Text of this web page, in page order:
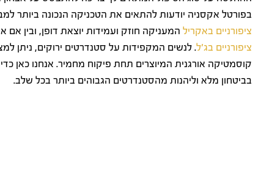
בפורטל אקסניה יודעות להתאים את הטכניקה הנכונה ביותר
ציפורניים באקריל המעניקה חוזק ועמידות יוצאת דופן, ובין
ציפורניים בג'ל. לנשים המקפידות על סטנדרטים ירוקים, ניתן
קוסמטיקה אורגנית המיוצרים תחת פיקוח מחמיר. אנחנו כאן
בביטחון מלא וליהנות מהסטנדרטים הגבוהים ביותר בכל שלב.